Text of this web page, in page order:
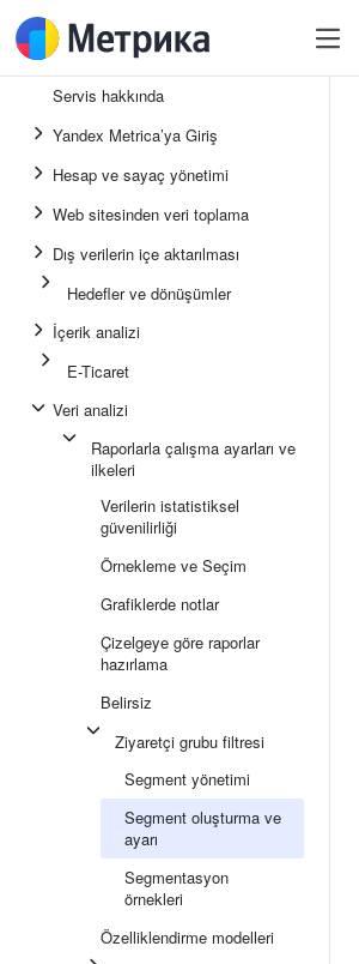
Servis hakkında
Yandex Metrica’ya Giriş
Hesap ve sayaç yönetimi
Web sitesinden veri toplama
Dış verilerin içe aktarılması
Hedefler ve dönüşümler
İçerik analizi
E-Ticaret
Veri analizi
Raporlarla çalışma ayarları ve
ilkeleri
Verilerin istatistiksel
güvenilirliği
Örnekleme ve Seçim
Grafiklerde notlar
Çizelgeye göre raporlar
hazırlama
Belirsiz
Ziyaretçi grubu filtresi
Segment yönetimi
Segment oluşturma ve
ayarı
Segmentasyon
örnekleri
Özelliklendirme modelleri